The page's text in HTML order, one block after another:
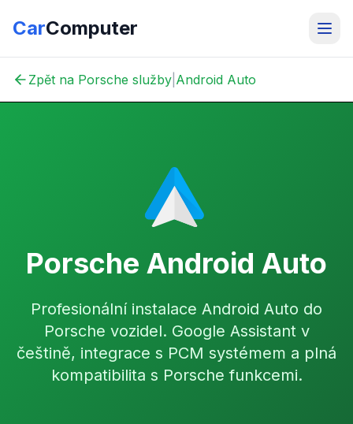
CarComputer
Zpět na Porsche služby Android Auto
Porsche Android Auto
Profesionální instalace Android Auto do
Porsche vozidel. Google Assistant v
češtině, integrace s PCM systémem a plná
kompatibilita s Porsche funkcemi.